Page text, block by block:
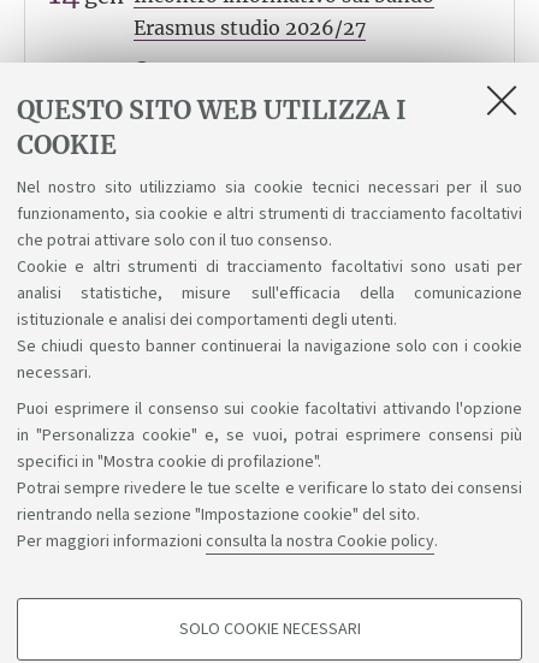
QUESTO SITO WEB UTILIZZA I
COOKIE
Nel nostro sito utilizziamo sia cookie tecnici necessari per il suo
funzionamento, sia cookie e altri strumenti di tracciamento facoltativi
che potrai attivare solo con il tuo consenso.
Cookie e altri strumenti di tracciamento facoltativi sono usati per
analisi statistiche, misure sull'efficacia della comunicazione
istituzionale e analisi dei comportamenti degli utenti.
Se chiudi questo banner continuerai la navigazione solo con i cookie
necessari.
Puoi esprimere il consenso sui cookie facoltativi attivando l'opzione
in "Personalizza cookie" e, se vuoi, potrai esprimere consensi più
specifici in "Mostra cookie di profilazione".
Potrai sempre rivedere le tue scelte e verificare lo stato dei consensi
rientrando nella sezione "Impostazione cookie" del sito.
Per maggiori informazioni consulta la nostra Cookie policy.
COOKIE DI PROFILAZIONE - FACOLTATIVI
SOLO COOKIE NECESSARI
Erasmus studio 2026/27
Tutto il giorno
Via Irnerio, 48 - Aula magna di
Via Irnerio 48 e su Teams, ore 9.30
1 2
Sosteniamo il diritto alla conoscenza
Seguici su: